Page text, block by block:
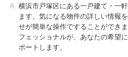
A. 横浜市戸塚区にある一戸建て・一
ます。気になる物件の詳しい情報
せが簡単な操作ですることができ
フェッショナルが、あなたの希望
ポートします。